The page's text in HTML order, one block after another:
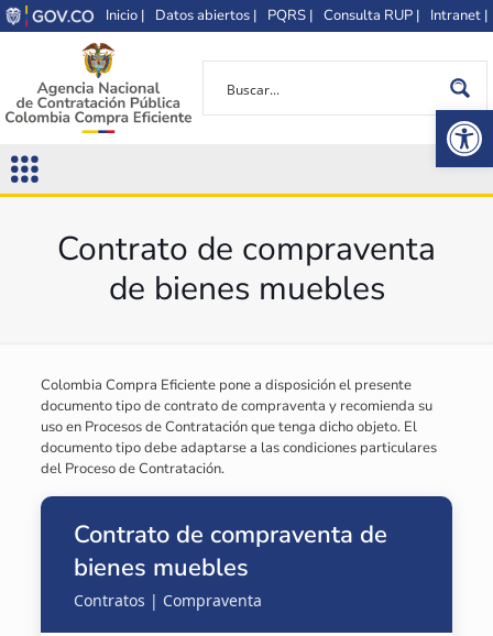
Inicio | Datos abiertos | PQRS | Consulta RUP | Intranet |
Contrato de compraventa
de bienes muebles
Colombia Compra Eficiente pone a disposición el presente
documento tipo de contrato de compraventa y recomienda su
uso en Procesos de Contratación que tenga dicho objeto. El
documento tipo debe adaptarse a las condiciones particulares
del Proceso de Contratación.
Contrato de compraventa de
bienes muebles
Contratos | Compraventa